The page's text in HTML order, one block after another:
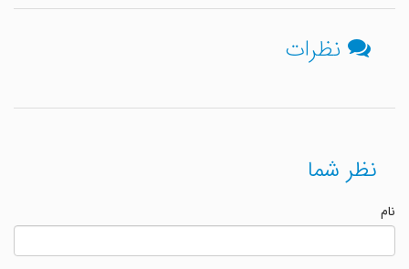
نظرات
نظر شما